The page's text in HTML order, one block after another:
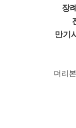
장
만기
더리